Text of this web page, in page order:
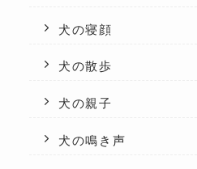
犬の寝顔
犬の散歩
犬の親子
犬の鳴き声